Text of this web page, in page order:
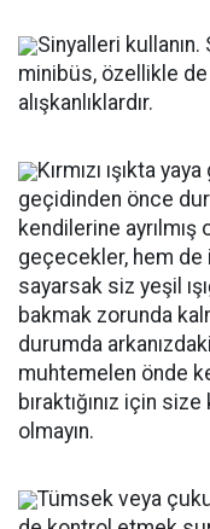
Sinyalleri
minibüs, özellikle
alışkanlıklardır.
Kırmızı ışıkta
geçidinden önce
kendilerine
geçecekler, hem de
sayarsak siz yeşil
bakmak zorunda
durumda
muhtemelen önde
bıraktığınız için
olmayın.
Tümsek veya